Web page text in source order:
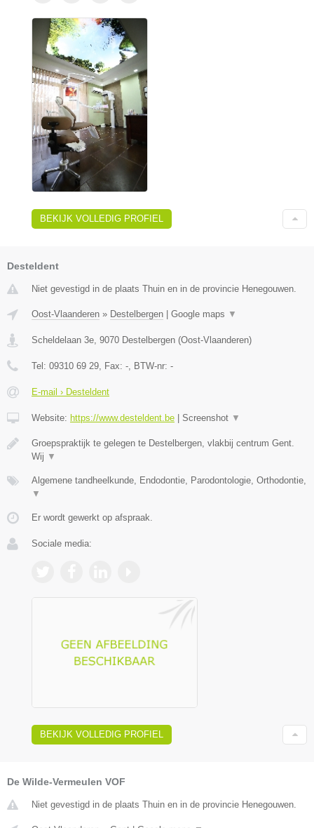
BEKIJK VOLLEDIG PROFIEL
Desteldent
Niet gevestigd in de plaats Thuin en in de provincie Henegouwen.
Oost-Vlaanderen » Destelbergen Google maps ▼
Scheldelaan 3e 9070 Destelbergen (Oost-Vlaanderen)
Tel: 09310 69 29 , Fax: - , BTW-nr: -
E-mail › Desteldent
Website: https://www.desteldent.be Screenshot ▼
Groepspraktijk te gelegen te Destelbergen, vlakbij centrum Gent.
Wij ▼
Algemene tandheelkunde, Endodontie, Parodontologie, Orthodontie,
▼
Er wordt gewerkt op afspraak.
Sociale media:
BEKIJK VOLLEDIG PROFIEL
De Wilde-Vermeulen VOF
Niet gevestigd in de plaats Thuin en in de provincie Henegouwen.